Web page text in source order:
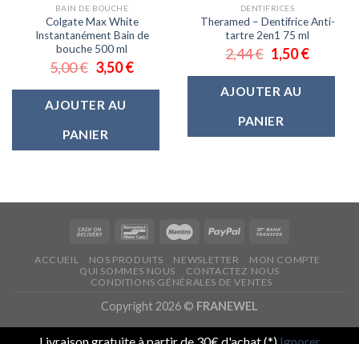
BAIN DE BOUCHE
Colgate Max White
Instantanément Bain de
bouche 500 ml
5,00€ 3,50€
AJOUTER AU
PANIER
DENTIFRICES
Theramed – Dentifrice Anti-
tartre 2en1 75 ml
2,44€ 1,50€
AJOUTER AU
PANIER
ACCUEIL NOS PRODUITS NEWSLETTER
MON COMPTE
QUI SOMMES NOUS
CONTACTEZ NOUS
CONDITIONS GÉNÉRALES DE VENTES
Copyright 2026 © FRANEWEL
Livraison gratuite à partir de 30€ d'achat (*) Ignorer